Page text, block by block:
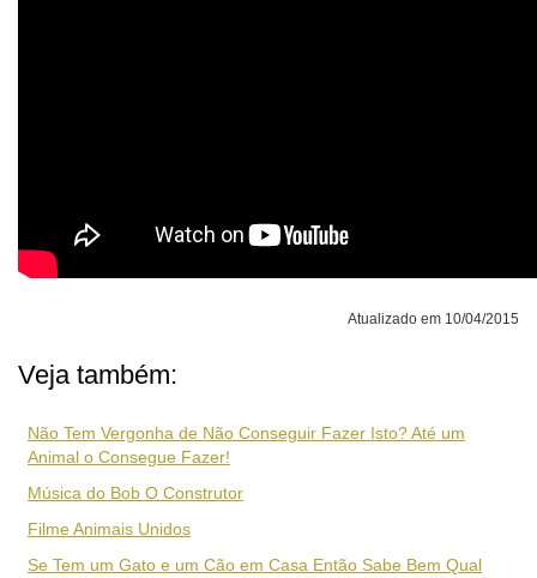
Atualizado em 10/04/2015
Veja também:
Não Tem Vergonha de Não Conseguir Fazer Isto? Até um
Animal o Consegue Fazer!
Música do Bob O Construtor
Filme Animais Unidos
Se Tem um Gato e um Cão em Casa Então Sabe Bem Qual